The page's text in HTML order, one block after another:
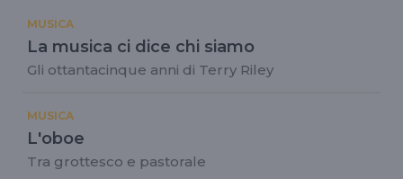
MUSICA
La musica ci dice chi siamo
Gli ottantacinque anni di Terry Riley
MUSICA
L'oboe
Tra grottesco e pastorale